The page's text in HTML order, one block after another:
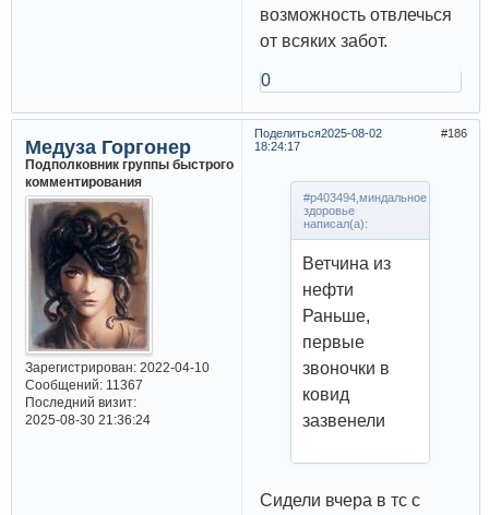
возможность отвлечься
от всяких забот.
0
Поделиться 186
2025-08-02
18:24:17
Медуза Горгонер
Подполковник группы быстрого
комментирования
Зарегистрирован: 2022-04-10
Сообщений:11367
Последний визит:
2025-08-30 21:36:24
#p403494,миндальное
здоровье
написал(а):
Ветчина из
нефти
Раньше,
первые
звоночки в
ковид
зазвенели
Сидели вчера в тс с